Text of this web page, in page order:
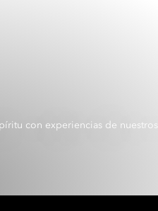
con experiencias de nuestros